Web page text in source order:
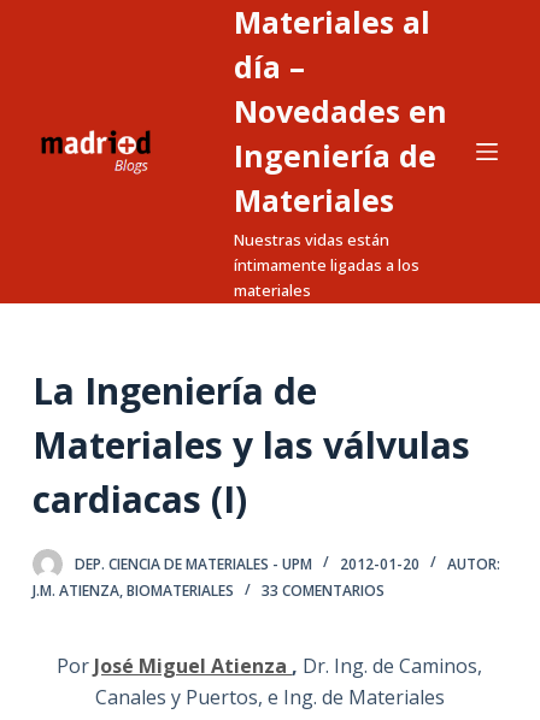
o
d
Materiales al
día –
Novedades en
Ingeniería de
Materiales
Nuestras vidas están
íntimamente ligadas a los
materiales
La Ingeniería de
Materiales y las válvulas
cardiacas (I)
DEP. CIENCIA DE MATERIALES - UPM 2012-01-20
AUTOR:
J.M. ATIENZA,BIOMATERIALES 33 COMENTARIOS
Por José Miguel Atienza , Dr. Ing. de Caminos,
Canales y Puertos, e Ing. de Materiales